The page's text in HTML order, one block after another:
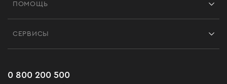
Черная пятница
ПОМОЩЬ
Часто задаваемые вопросы
СЕРВИСЫ
0 800 200 500